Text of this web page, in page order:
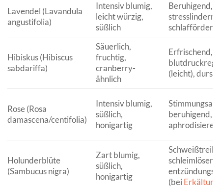
Lavendel (Lavandula
angustifolia)
Intensiv blumig,
leicht würzig,
süßlich
Beruhigend,
Hibiskus (Hibiscus
sabdariffa)
Säuerlich,
fruchtig,
cranberry-
ähnlich
Erfrischend,
(leicht),
Rose (Rosa
damascena/centifolia)
Intensiv blumig,
süßlich,
honigartig
beruhigend,
Holunderblüte
(Sambucus nigra)
Zart blumig,
süßlich,
honigartig
(bei Erkältung